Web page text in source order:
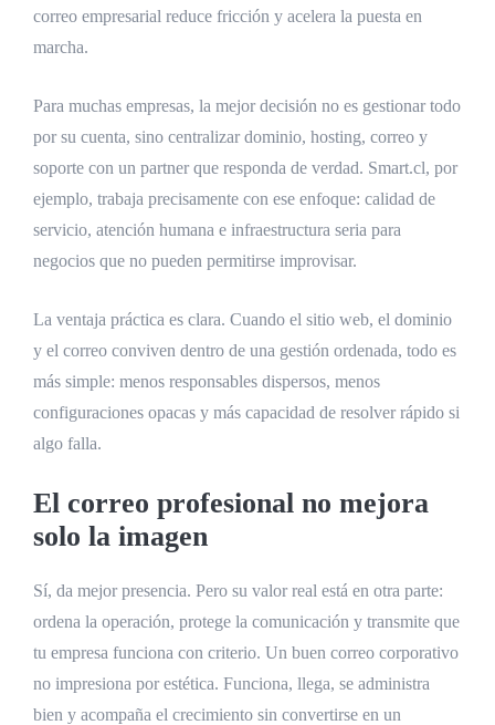
correo empresarial reduce fricción y acelera la puesta en
marcha.
Para muchas empresas, la mejor decisión no es gestionar todo
por su cuenta, sino centralizar dominio, hosting, correo y
soporte con un partner que responda de verdad. Smart.cl, por
ejemplo, trabaja precisamente con ese enfoque: calidad de
servicio, atención humana e infraestructura seria para
negocios que no pueden permitirse improvisar.
La ventaja práctica es clara. Cuando el sitio web, el dominio
y el correo conviven dentro de una gestión ordenada, todo es
más simple: menos responsables dispersos, menos
configuraciones opacas y más capacidad de resolver rápido si
algo falla.
El correo profesional no mejora
solo la imagen
Sí, da mejor presencia. Pero su valor real está en otra parte:
ordena la operación, protege la comunicación y transmite que
tu empresa funciona con criterio. Un buen correo corporativo
no impresiona por estética. Funciona, llega, se administra
bien y acompaña el crecimiento sin convertirse en un